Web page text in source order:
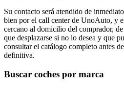
Su contacto será atendido de
bien por el call center de UnoAuto, y
cercano al domicilio del comprador, de
que desplazarse si no lo desea y que
consultar el catálogo completo antes
definitiva.
Buscar coches por marca